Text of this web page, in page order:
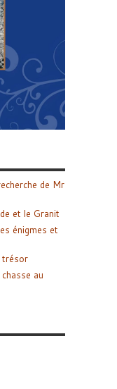
de Mr
et le Granit
énigmes et
trésor
au